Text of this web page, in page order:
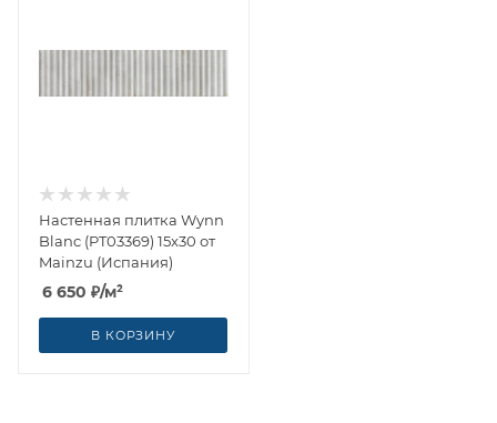
Настенная плитка Wynn
Blanc (PT03369) 15x30 от
Mainzu (Испания)
6 650 ₽/м²
В КОРЗИНУ